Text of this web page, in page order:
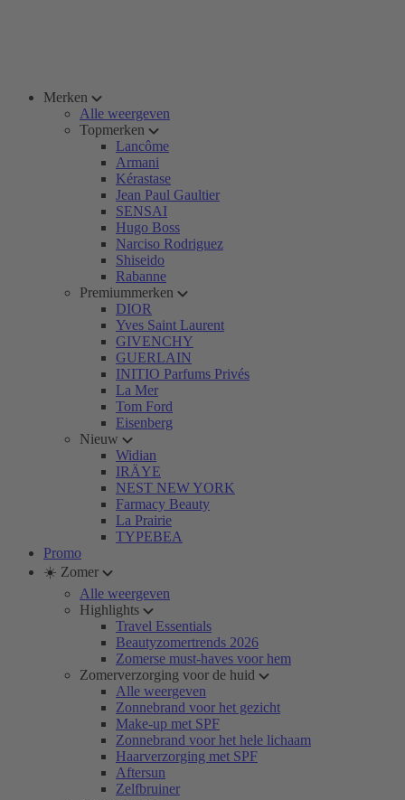
Merken
Alle weergeven
Topmerken
Lancôme
Armani
Kérastase
Jean Paul Gaultier
SENSAI
Hugo Boss
Narciso Rodriguez
Shiseido
Rabanne
Premiummerken
DIOR
Yves Saint Laurent
GIVENCHY
GUERLAIN
INITIO Parfums Privés
La Mer
Tom Ford
Eisenberg
Nieuw
Widian
IRÄYE
NEST NEW YORK
Farmacy Beauty
La Prairie
TYPEBEA
Promo
☀️ Zomer
Alle weergeven
Highlights
Travel Essentials
Beautyzomertrends 2026
Zomerse must-haves voor hem
Zomerverzorging voor de huid
Alle weergeven
Zonnebrand voor het gezicht
Make-up met SPF
Zonnebrand voor het hele lichaam
Haarverzorging met SPF
Aftersun
Zelfbruiner